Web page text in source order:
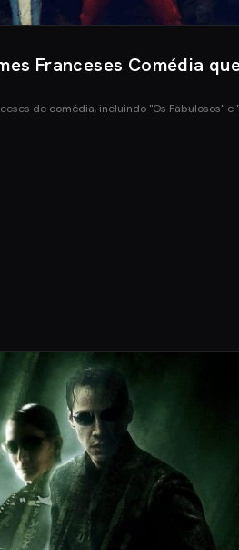
Franceses Comédia
de comédia, incluindo "Os Fabulosos" e